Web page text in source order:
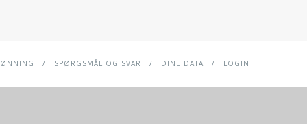
SPØRGSMÅL OG SVAR DINE DATA LOGIN